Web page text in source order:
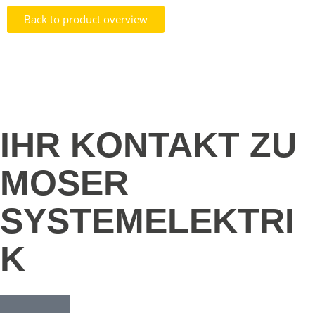
Back to product overview
IHR KONTAKT ZU
MOSER
SYSTEMELEKTRI
K